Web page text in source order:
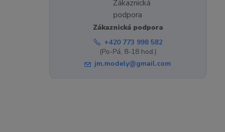
Zákaznická podpora
+420 773 998 582
(Po-Pá, 8-18 hod.)
jm.modely@gmail.com